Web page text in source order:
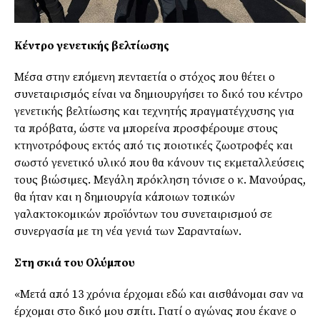
Κέντρο γενετικής βελτίωσης
Μέσα στην επόµενη πενταετία ο στόχος που θέτει ο
συνεταιρισµός είναι να δηµιουργήσει το δικό του κέντρο
γενετικής βελτίωσης και τεχνητής πραγµατέγχυσης για
τα πρόβατα, ώστε να µπορείνα προσφέρουµε στους
κτηνοτρόφους εκτός από τις ποιοτικές ζωοτροφές και
σωστό γενετικό υλικό που θα κάνουν τις εκµεταλλεύσεις
τους βιώσιµες. Μεγάλη πρόκληση τόνισε ο κ. Μανούρας,
θα ήταν και η δηµιουργία κάποιων τοπικών
γαλακτοκοµικών προϊόντων του συνεταιρισµού σε
συνεργασία µε τη νέα γενιά των Σαρανταίων.
Στη σκιά του Ολύµπου
«Μετά από 13 χρόνια έρχοµαι εδώ και αισθάνοµαι σαν να
έρχοµαι στο δικό µου σπίτι. Γιατί ο αγώνας που έκανε ο